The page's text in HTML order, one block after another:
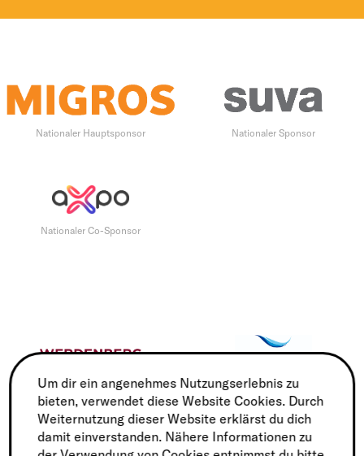
Nationaler Hauptsponsor Nationaler Sponsor
Nationaler Co-Sponsor
Regionaler Träger Regionaler Partner
Um dir ein angenehmes Nutzungserlebnis zu
bieten, verwendet diese Website Cookies. Durch
Weiternutzung dieser Website erklärst du dich
damit einverstanden. Nähere Informationen zu